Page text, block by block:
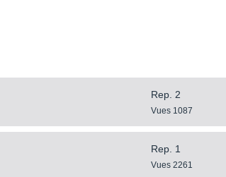
Rep. 2
Vues 1087
Rep. 1
Vues 2261